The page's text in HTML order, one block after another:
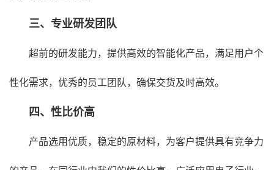
三、专业研发团队
超前的研发能力，提供高效的智能化产品，满足用户个
性化需求，优秀的员工团队，确保交货及时高效。
四、性比价高
产品选用优质，稳定的原材料，为客户提供具有竞争力